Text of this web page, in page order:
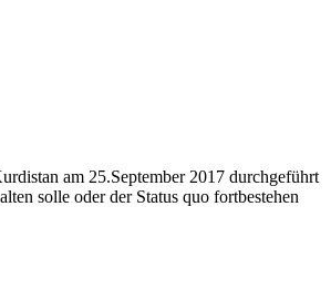
am 25.September 2017 durchgeführt
solle oder der Status quo fortbestehen